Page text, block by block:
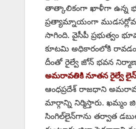
తాత్కాలికంగా ఖాళీగా ఉన్న
ప్రత్యామ్నాయంగా
సాగింది. వైసీపీ ప్రభుత్వం
కూటమి అధికారంలోకి
దీంతో రైల్వే జోన్‌ ‌భవన
అమరావతికి నూతన రైల్వే లైన్‌
ఆం‌ధప్రదేశ్‌ ‌రాజధాని
మార్గాన్ని నిర్మిస్తారు. ఖమ్మం
సింగిల్‌లైన్‌గాను తర్వాత డబుల్‌